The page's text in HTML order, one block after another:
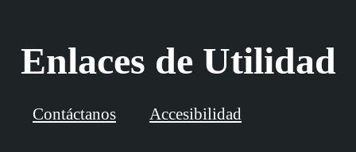
Enlaces de Utilidad
Contáctanos Accesibilidad